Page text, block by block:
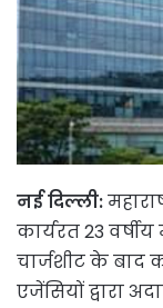
नई दिल्ली:
कार्यरत 23
चार्जशीट के
एजेंसियों द्वारा